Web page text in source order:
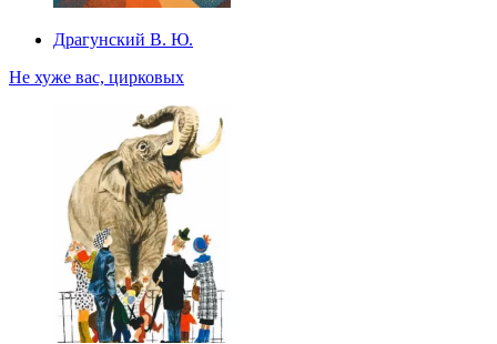
Драгунский В. Ю.
Не хуже вас, цирковых